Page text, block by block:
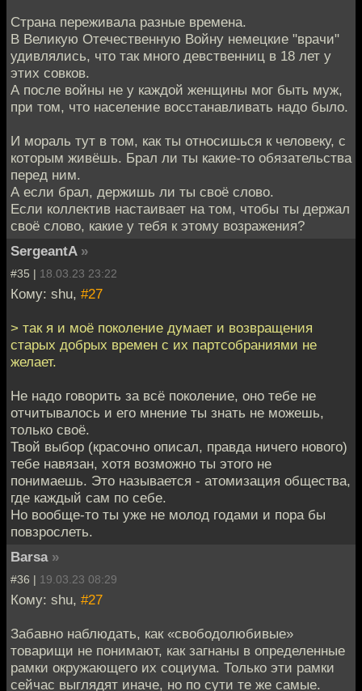
Страна переживала разные времена.
В Великую Отечественную Войну немецкие "врачи"
удивлялись, что так много девственниц в 18 лет у
этих совков.
А после войны не у каждой женщины мог быть муж,
при том, что население восстанавливать надо было.
И мораль тут в том, как ты относишься к человеку, с
которым живёшь. Брал ли ты какие-то обязательства
перед ним.
А если брал, держишь ли ты своё слово.
Если коллектив настаивает на том, чтобы ты держал
своё слово, какие у тебя к этому возражения?
SergeantA »
#35 | 18.03.23 23:22
Кому: shu, #27
> так я и моё поколение думает и возвращения
старых добрых времен с их партсобраниями не
желает.
Не надо говорить за всё поколение, оно тебе не
отчитывалось и его мнение ты знать не можешь,
только своё.
Твой выбор (красочно описал, правда ничего нового)
тебе навязан, хотя возможно ты этого не
понимаешь. Это называется - атомизация общества,
где каждый сам по себе.
Но вообще-то ты уже не молод годами и пора бы
повзрослеть.
Barsa »
#36 | 19.03.23 08:29
Кому: shu, #27
Забавно наблюдать, как «свободолюбивые»
товарищи не понимают, как загнаны в определенные
рамки окружающего их социума. Только эти рамки
сейчас выглядят иначе, но по сути те же самые.